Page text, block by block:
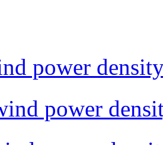
power
power